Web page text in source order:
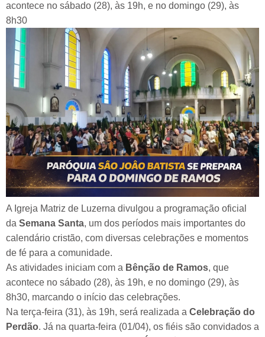
acontece no sábado (28), às 19h, e no domingo (29), às
8h30
A Igreja Matriz de Luzerna divulgou a programação oficial
da Semana Santa, um dos períodos mais importantes do
calendário cristão, com diversas celebrações e momentos
de fé para a comunidade.
As atividades iniciam com a Bênção de Ramos, que
acontece no sábado (28), às 19h, e no domingo (29), às
8h30, marcando o início das celebrações.
Na terça-feira (31), às 19h, será realizada a Celebração do
Perdão. Já na quarta-feira (01/04), os fiéis são convidados a